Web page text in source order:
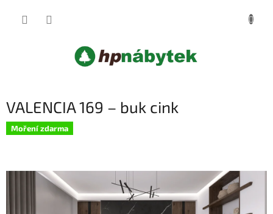
VALENCIA 169 – buk cink
Moření zdarma